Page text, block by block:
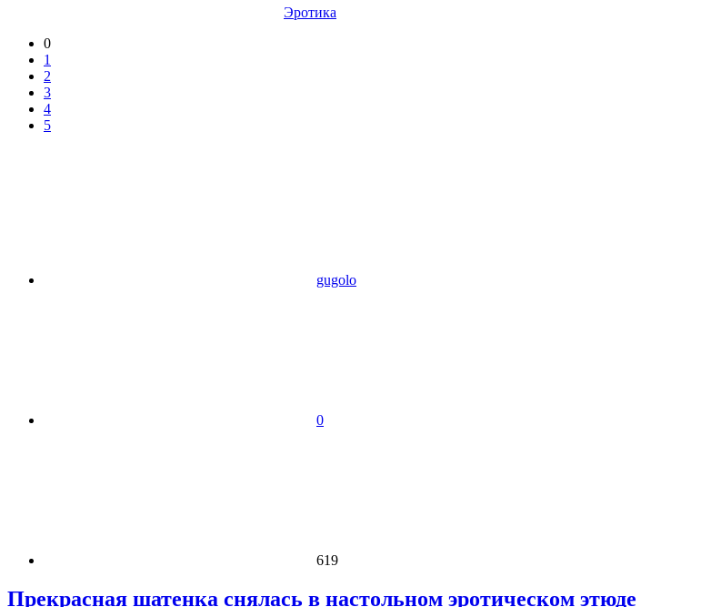
Эротика
0
1
2
3
4
5
gugolo
0
619
Прекрасная шатенка снялась в настольном эротическом этюде